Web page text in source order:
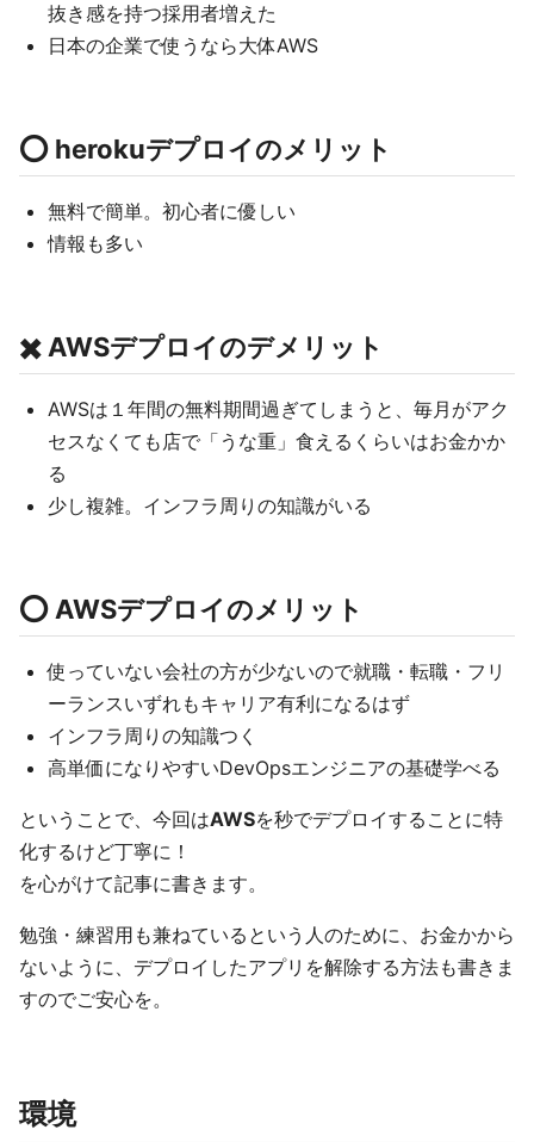
抜き感を持つ採用者増えた
日本の企業で使うなら大体AWS
⭕️ herokuデプロイのメリット
無料で簡単。初心者に優しい
情報も多い
✖️ AWSデプロイのデメリット
AWSは１年間の無料期間過ぎてしまうと、毎月がアク
セスなくても店で「うな重」食えるくらいはお金かか
る
少し複雑。インフラ周りの知識がいる
⭕️ AWSデプロイのメリット
使っていない会社の方が少ないので就職・転職・フリ
ーランスいずれもキャリア有利になるはず
インフラ周りの知識つく
高単価になりやすいDevOpsエンジニアの基礎学べる
ということで、今回はAWSを秒でデプロイすることに特
化するけど丁寧に！
を心がけて記事に書きます。
勉強・練習用も兼ねているという人のために、お金かから
ないように、デプロイしたアプリを解除する方法も書きま
すのでご安心を。
環境